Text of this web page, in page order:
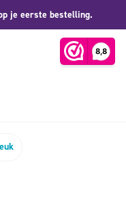
je eerste bestelling.